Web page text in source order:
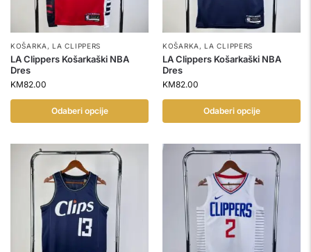
KOŠARKA ,LA CLIPPERS
LA Clippers Košarkaški NBA
Dres
KM82.00
Odaberi opcije
KOŠARKA ,LA CLIPPERS
LA Clippers Košarkaški NBA
Dres
KM82.00
Odaberi opcije